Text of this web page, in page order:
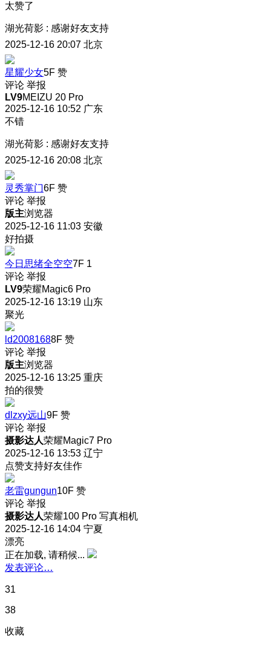
太赞了
湖光荷影 : 感谢好友支持
2025-12-16 20:07 北京
星耀少女5F 赞
评论 举报
LV9MEIZU 20 Pro
2025-12-16 10:52 广东
不错
湖光荷影 : 感谢好友支持
2025-12-16 20:08 北京
灵秀掌门6F 赞
评论 举报
版主浏览器
2025-12-16 11:03 安徽
好拍摄
今日思绪全空空7F 1
评论 举报
LV9荣耀Magic6 Pro
2025-12-16 13:19 山东
聚光
ld20081688F 赞
评论 举报
版主浏览器
2025-12-16 13:25 重庆
拍的很赞
dlzxy远山9F 赞
评论 举报
摄影达人荣耀Magic7 Pro
2025-12-16 13:53 辽宁
点赞支持好友佳作
老雷gungun10F 赞
评论 举报
摄影达人荣耀100 Pro 写真相机
2025-12-16 14:04 宁夏
漂亮
正在加载, 请稍候...
发表评论…
31
38
收藏